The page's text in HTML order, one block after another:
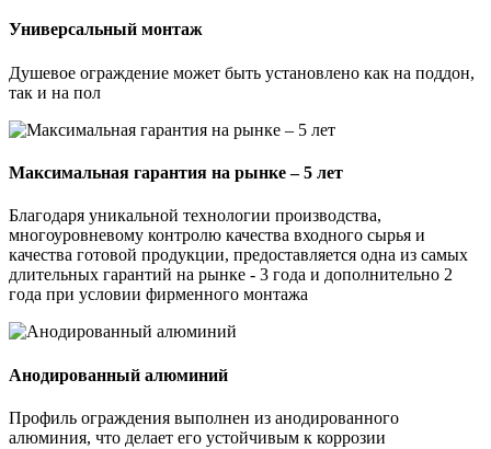
Универсальный монтаж
Душевое ограждение может быть установлено как на поддон,
так и на пол
Максимальная гарантия на рынке – 5 лет
Благодаря уникальной технологии производства,
многоуровневому контролю качества входного сырья и
качества готовой продукции, предоставляется одна из самых
длительных гарантий на рынке - 3 года и дополнительно 2
года при условии фирменного монтажа
Анодированный алюминий
Профиль ограждения выполнен из анодированного
алюминия, что делает его устойчивым к коррозии